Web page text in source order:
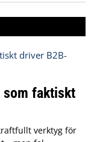
som faktiskt
verktyg för